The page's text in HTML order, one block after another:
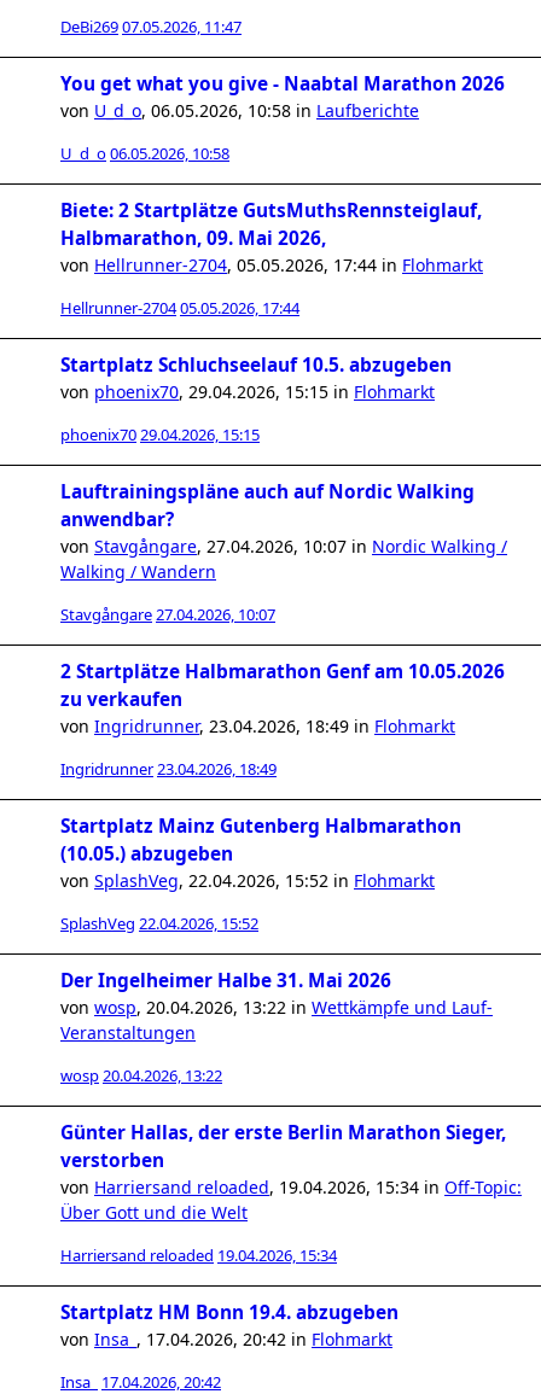
DeBi26907.05.2026, 11:47
You get what you give - Naabtal Marathon 2026
von U_d_o, 06.05.2026, 10:58 in Laufberichte
U_d_o06.05.2026, 10:58
Biete: 2 Startplätze GutsMuthsRennsteiglauf,
Halbmarathon, 09. Mai 2026,
von Hellrunner-2704, 05.05.2026, 17:44 in Flohmarkt
Hellrunner-270405.05.2026, 17:44
Startplatz Schluchseelauf 10.5. abzugeben
von phoenix70, 29.04.2026, 15:15 in Flohmarkt
phoenix7029.04.2026, 15:15
Lauftrainingspläne auch auf Nordic Walking
anwendbar?
von Stavgångare, 27.04.2026, 10:07 in Nordic Walking /
Walking / Wandern
Stavgångare27.04.2026, 10:07
2 Startplätze Halbmarathon Genf am 10.05.2026
zu verkaufen
von Ingridrunner, 23.04.2026, 18:49 in Flohmarkt
Ingridrunner23.04.2026, 18:49
Startplatz Mainz Gutenberg Halbmarathon
(10.05.) abzugeben
von SplashVeg, 22.04.2026, 15:52 in Flohmarkt
SplashVeg 22.04.2026, 15:52
Der Ingelheimer Halbe 31. Mai 2026
von wosp, 20.04.2026, 13:22 in Wettkämpfe und Lauf-
Veranstaltungen
wosp20.04.2026, 13:22
Günter Hallas, der erste Berlin Marathon Sieger,
verstorben
von Harriersand reloaded, 19.04.2026, 15:34 in Off-Topic:
Über Gott und die Welt
Harriersand reloaded 19.04.2026, 15:34
Startplatz HM Bonn 19.4. abzugeben
von Insa_ , 17.04.2026, 20:42 in Flohmarkt
Insa_ 17.04.2026, 20:42